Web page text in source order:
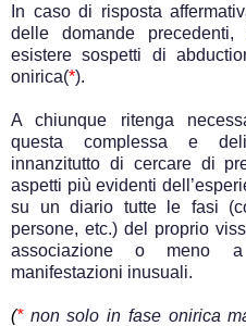
In caso di risposta
delle domande precedenti,
esistere sospetti di
onirica(*).
A chiunque ritenga
questa complessa e
innanzitutto di cercare di
aspetti più evidenti
su un diario tutte le fasi
persone, etc.) del proprio
associazione o meno
manifestazioni inusuali.
(*non solo in fase onirica